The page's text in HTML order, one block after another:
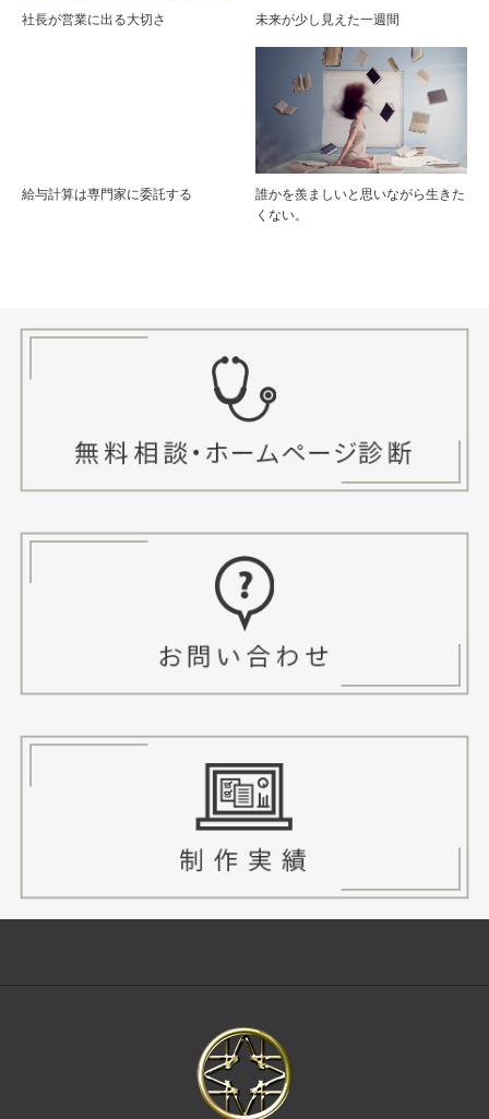
社長が営業に出る大切さ 未来が少し見えた一週間
給与計算は専門家に委託する
誰かを羨ましいと思いながら生きた
くない。